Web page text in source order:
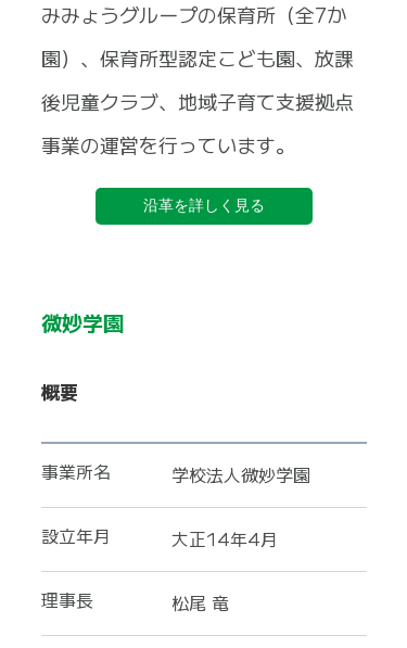
みみょうグループの保育所（全7か
園）、保育所型認定こども園、放課
後児童クラブ、地域子育て支援拠点
事業の運営を行っています。
沿革を詳しく見る
微妙学園
概要
事業所名 学校法人微妙学園
設立年月 大正14年4月
理事長 松尾 竜